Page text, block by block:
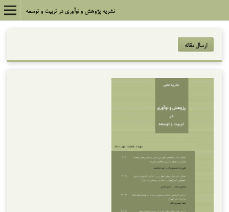
نشریه پژوهش و نوآوری در تربیت و توسعه
ارسال مقاله